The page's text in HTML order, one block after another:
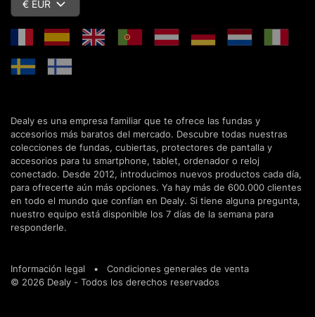
€ EUR
Dealy es una empresa familiar que te ofrece las fundas y
accesorios más baratos del mercado. Descubre todas nuestras
colecciones de fundas, cubiertas, protectores de pantalla y
accesorios para tu smartphone, tablet, ordenador o reloj
conectado. Desde 2012, introducimos nuevos productos cada día,
para ofrecerte aún más opciones. Ya hay más de 600.000 clientes
en todo el mundo que confían en Dealy. Si tiene alguna pregunta,
nuestro equipo está disponible los 7 días de la semana para
responderle.
© 2026 Dealy - Todos los derechos reservados
Información legal • Condiciones generales de venta